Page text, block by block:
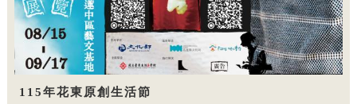
115年花東原創生活節